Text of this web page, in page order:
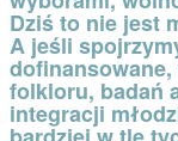
Dziś to nie jest
A jeśli
folkloru, badań
integracji